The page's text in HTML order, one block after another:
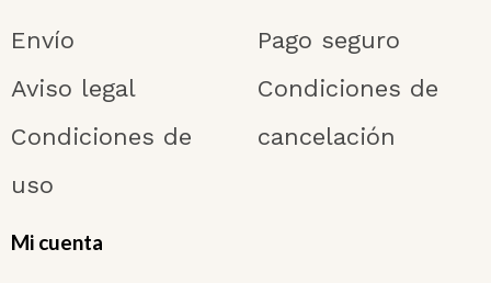
Envío
Aviso legal
Condiciones de
uso
Pago seguro
Condiciones de
cancelación
Mi cuenta